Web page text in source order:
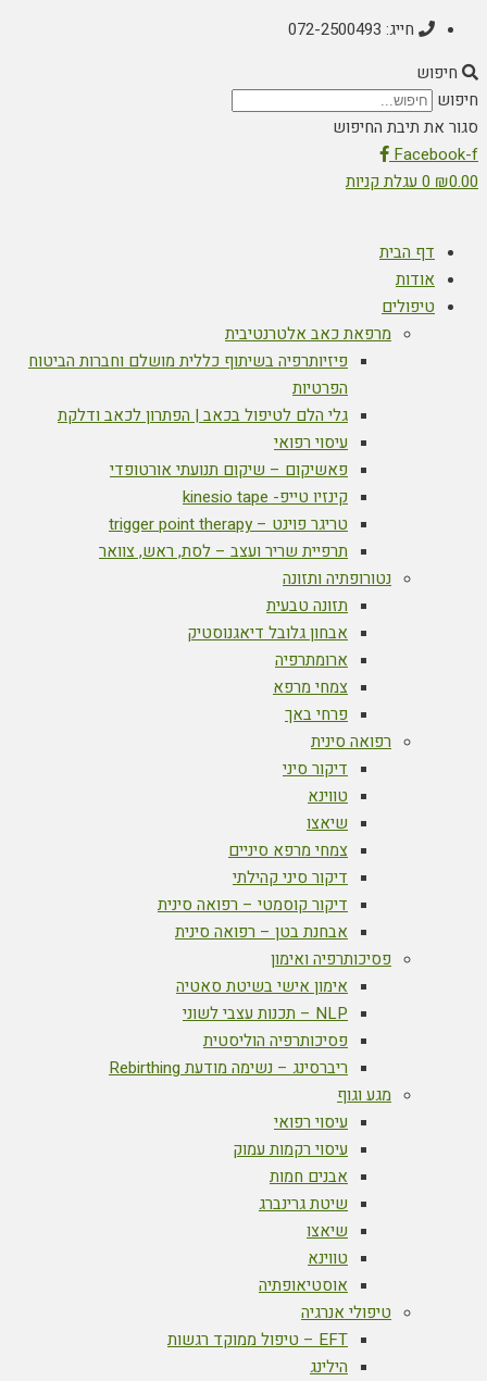
חייג: 072-2500493
חיפוש
חיפוש
סגור את תיבת החיפוש
Facebook-f
₪0.00
0 עגלת קניות
דף הבית
אודות
טיפולים
מרפאת כאב אלטרנטיבית
פיזיותרפיה בשיתוף כללית מושלם וחברות הביטוח
הפרטיות
גלי הלם לטיפול בכאב | הפתרון לכאב ודלקת
עיסוי רפואי
פאשיקום – שיקום תנועתי אורטופדי
קינזיו טייפ- kinesio tape
טריגר פוינט – trigger point therapy
תרפיית שריר ועצב – לסת, ראש, צוואר
נטורופתיה ותזונה
תזונה טבעית
אבחון גלובל דיאגנוסטיק
ארומתרפיה
צמחי מרפא
פרחי באך
רפואה סינית
דיקור סיני
טווינא
שיאצו
צמחי מרפא סיניים
דיקור סיני קהילתי
דיקור קוסמטי – רפואה סינית
אבחנת בטן – רפואה סינית
פסיכותרפיה ואימון
אימון אישי בשיטת סאטיה
NLP – תכנות עצבי לשוני
פסיכותרפיה הוליסטית
ריברסינג – נשימה מודעת Rebirthing
מגע וגוף
עיסוי רפואי
עיסוי רקמות עמוק
אבנים חמות
שיטת גרינברג
שיאצו
טווינא
אוסטיאופתיה
טיפולי אנרגיה
EFT – טיפול ממוקד רגשות
הילינג